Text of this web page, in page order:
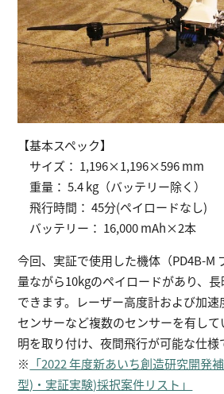
【基本スペック】
サイズ： 1,196×1,196×596 mm
重量： 5.4 kg（バッテリー除く）
飛行時間： 45分(ペイロードなし)
バッテリー： 16,000 mAh×2本
今回、実証で使用した機体（PD4B-M
量ながら10kgのペイロードがあり、
できます。レーザー高度計および加速
センサーなど複数のセンサーを有して
明を取り付け、夜間飛行が可能な仕様
※ 「2022 年度新あいち創造研究開発
型)・実証実験)採択案件リスト」